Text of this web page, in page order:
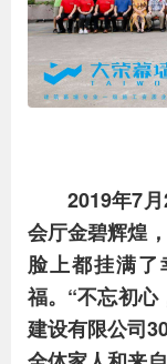
2019年7
会厅金碧辉煌
脸上都挂满
福。“不忘初
建设有限公司